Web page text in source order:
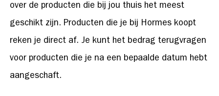
over de producten die bij jou thuis het meest
geschikt zijn. Producten die je bij Hormes koopt
reken je direct af. Je kunt het bedrag terugvragen
voor producten die je na een bepaalde datum hebt
aangeschaft.